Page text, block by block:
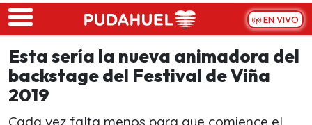
Skip to main content
EN VIVO
Esta sería la nueva animadora del
backstage del Festival de Viña
2019
Cada vez falta menos para que comience el